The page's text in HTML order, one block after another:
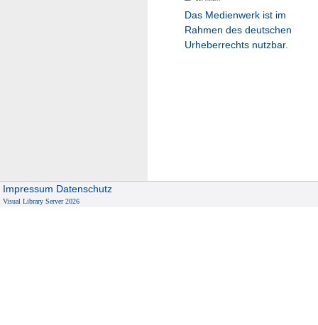
Das Medienwerk ist im
Rahmen des deutschen
Urheberrechts nutzbar.
Impressum Datenschutz
Visual Library Server 2026